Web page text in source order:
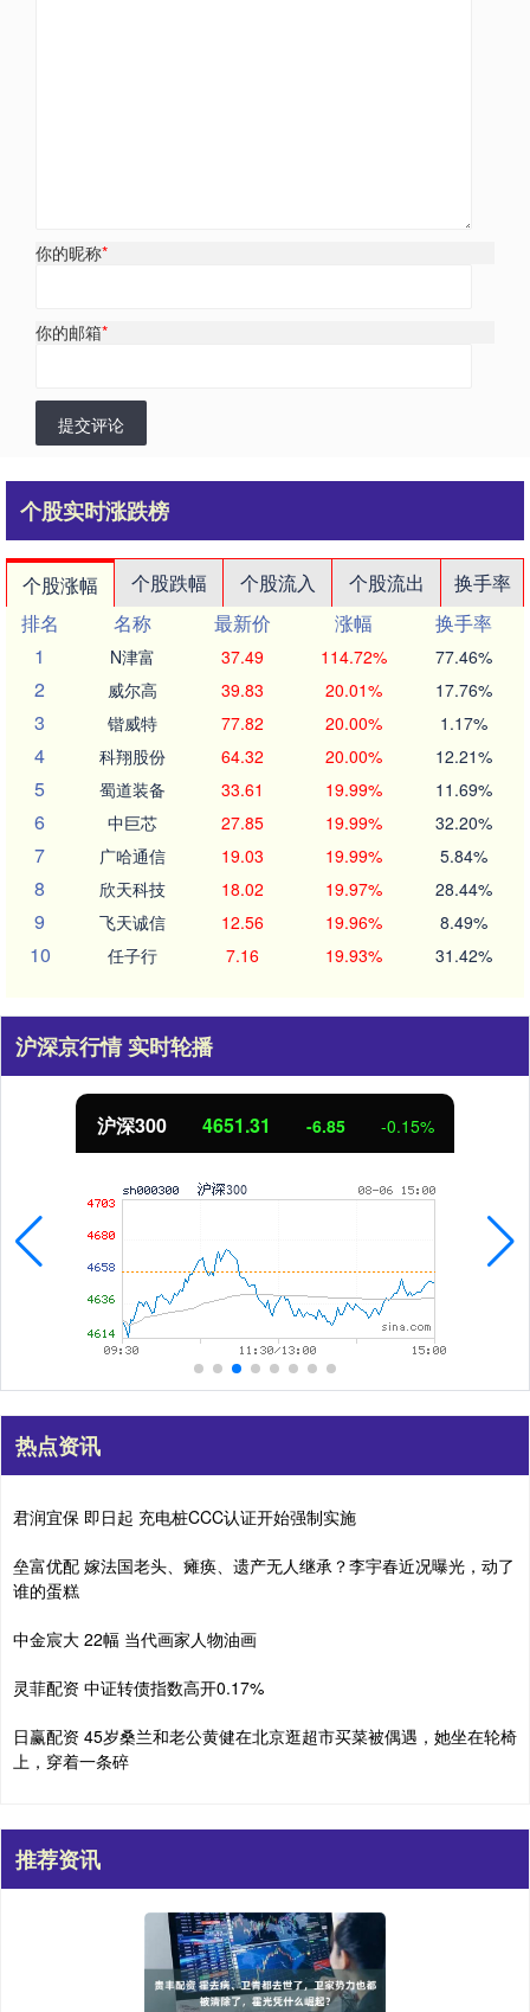
你的昵称*
你的邮箱*
提交评论
个股实时涨跌榜
个股涨幅 个股跌幅 个股流入 个股流出
换手率
排名
名称 最新价 涨幅
换手率
1
N津富 37.49 114.72% 77.46%
2 威尔高 39.83 20.01% 17.76%
3 锴威特 77.82 20.00% 1.17%
4 科翔股份 64.32 20.00% 12.21%
5 蜀道装备 33.61 19.99% 11.69%
6 中巨芯 27.85 19.99% 32.20%
7 广哈通信 19.03 19.99% 5.84%
8 欣天科技 18.02 19.97% 28.44%
9 飞天诚信 12.56 19.96% 8.49%
10 任子行 7.16 19.93% 31.42%
沪深京行情 实时轮播
北证50 1122.88 3.42 0.30%
热点资讯
君润宜保 即日起 充电桩CCC认证开始强制实施
垒富优配 嫁法国老头、瘫痪、遗产无人继承？李宇春近况曝光，动了
谁的蛋糕
中金宸大 22幅 当代画家人物油画
灵菲配资 中证转债指数高开0.17%
日赢配资 45岁桑兰和老公黄健在北京逛超市买菜被偶遇，她坐在轮椅
上，穿着一条碎
推荐资讯